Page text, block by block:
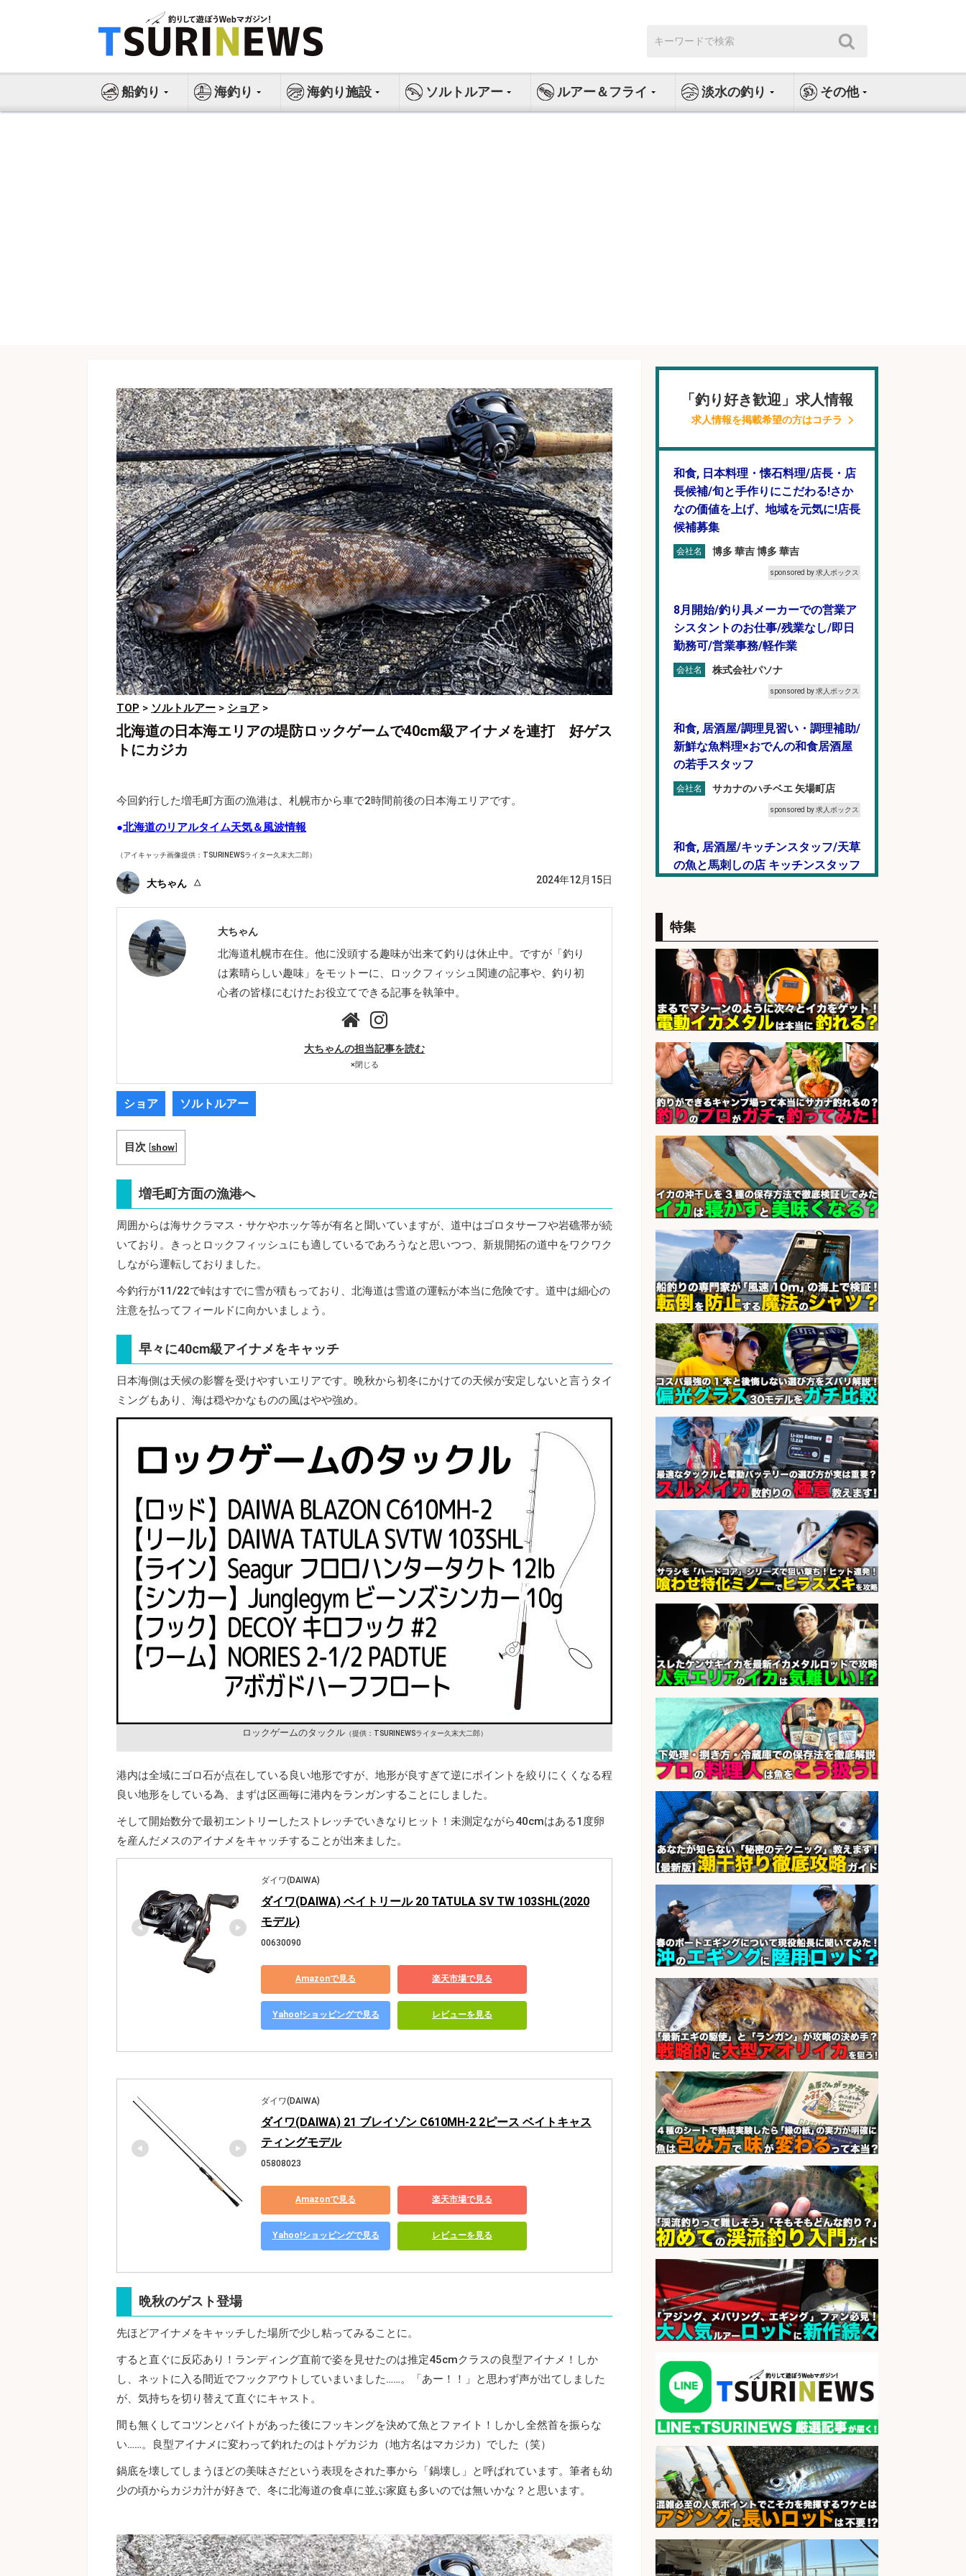
ス
索:
船釣り 海釣り 海釣り施設 ソルトルアー ルアー＆フライ 淡水の釣り その他
TOP > ソルトルアー > ショア >
北海道の日本海エリアの堤防ロックゲームで40cm級アイナメを連打 好ゲス
トにカジカ
今回釣行した増毛町方面の漁港は、札幌市から車で2時間前後の日本海エリアです。
●北海道のリアルタイム天気＆風波情報
（アイキャッチ画像提供：TSURINEWSライター久末大二郎）
大ちゃん 2024年12月15日
大ちゃん
北海道札幌市在住。他に没頭する趣味が出来て釣りは休止中。ですが「釣り
は素晴らしい趣味」をモットーに、ロックフィッシュ関連の記事や、釣り初
心者の皆様にむけたお役立てできる記事を執筆中。
大ちゃんの担当記事を読む
×閉じる
ショア ソルトルアー
目次 [show]
増毛町方面の漁港へ
周囲からは海サクラマス・サケやホッケ等が有名と聞いていますが、道中はゴロタサーフや岩礁帯が続
いており。きっとロックフィッシュにも適しているであろうなと思いつつ、新規開拓の道中をワクワク
しながら運転しておりました。
今釣行が11/22で峠はすでに雪が積もっており、北海道は雪道の運転が本当に危険です。道中は細心の
注意を払ってフィールドに向かいましょう。
早々に40cm級アイナメをキャッチ
日本海側は天候の影響を受けやすいエリアです。晩秋から初冬にかけての天候が安定しないと言うタイ
ミングもあり、海は穏やかなものの風はやや強め。
ロックゲームのタックル（提供：TSURINEWSライター久末大二郎）
港内は全域にゴロ石が点在している良い地形ですが、地形が良すぎて逆にポイントを絞りにくくなる程
良い地形をしている為、まずは区画毎に港内をランガンすることにしました。
そして開始数分で最初エントリーしたストレッチでいきなりヒット！未測定ながら40cmはある1度卵
を産んだメスのアイナメをキャッチすることが出来ました。
ダイワ(DAIWA)
ダイワ(DAIWA) ベイトリール 20 TATULA SV TW 103SHL(2020
モデル)
00630090
Amazonで見る 楽天市場で見る
Yahoo!ショッピングで見る レビューを見る
ダイワ(DAIWA)
ダイワ(DAIWA) 21 ブレイゾン C610MH-2 2ピース ベイトキャス
ティングモデル
05808023
Amazonで見る 楽天市場で見る
Yahoo!ショッピングで見る レビューを見る
晩秋のゲスト登場
先ほどアイナメをキャッチした場所で少し粘ってみることに。
すると直ぐに反応あり！ランディング直前で姿を見せたのは推定45cmクラスの良型アイナメ！しか
し、ネットに入る間近でフックアウトしていまいました……。「あー！！」と思わず声が出てしました
が、気持ちを切り替えて直ぐにキャスト。
間も無くしてコツンとバイトがあった後にフッキングを決めて魚とファイト！しかし全然首を振らな
い……。良型アイナメに変わって釣れたのはトゲカジカ（地方名はマカジカ）でした（笑）
鍋底を壊してしまうほどの美味さだという表現をされた事から「鍋壊し」と呼ばれています。筆者も幼
少の頃からカジカ汁が好きで、冬に北海道の食卓に並ぶ家庭も多いのでは無いかな？と思います。
「釣り好き歓迎」求人情報
求人情報を掲載希望の方はコチラ
和食, 日本料理・懐石料理/店長・店
長候補/旬と手作りにこだわる!さか
なの価値を上げ、地域を元気に!店長
候補募集
会社名 博多 華吉 博多 華吉
sponsored by 求人ボックス
8月開始/釣り具メーカーでの営業ア
シスタントのお仕事/残業なし/即日
勤務可/営業事務/軽作業
会社名 株式会社パソナ
sponsored by 求人ボックス
和食, 居酒屋/調理見習い・調理補助/
新鮮な魚料理×おでんの和食居酒屋
の若手スタッフ
会社名 サカナのハチベエ 矢場町店
sponsored by 求人ボックス
和食, 居酒屋/キッチンスタッフ/天草
の魚と馬刺しの店 キッチンスタッフ
sponsored by 求人ボックス
自転車部品や釣り具設計の構造設計
業務 興味関心から専門職デビュー/
機械エンジニア
sponsored by 求人ボックス
居酒屋/店長・店長候補/扱う魚は鮮
度抜群!大衆酒場で元気に働く店長候
補を募集
会社名 アカマル屋鮮魚店 溝の口店
sponsored by 求人ボックス
居酒屋/料理長・料理長候補/扱う魚
は鮮度抜群!大衆酒場で元気に働く料
理長候補を募集
会社名
アカマル屋鮮魚店 大宮すずらん
通り
sponsored by 求人ボックス
和食, 居酒屋/レストランサービス・
ホールスタッフ/天草の魚と馬刺し
の店 ホールスタッフ正社員募集
天草の魚と馬刺しの店 魚粋 天草
の魚と馬刺しの店 魚粋
sponsored by 求人ボックス
居酒屋/店長・店長候補/扱う魚は鮮
度抜群!大衆酒場で元気に働く店長候
補を募集
会社名 アカマル屋鮮魚店 府中店
sponsored by 求人ボックス
1600円 鮮魚コーナーでのお魚調理
西尾張部
会社名 マンパワーグループ株式会社
sponsored by 求人ボックス
さらに求人情報を見る
特集